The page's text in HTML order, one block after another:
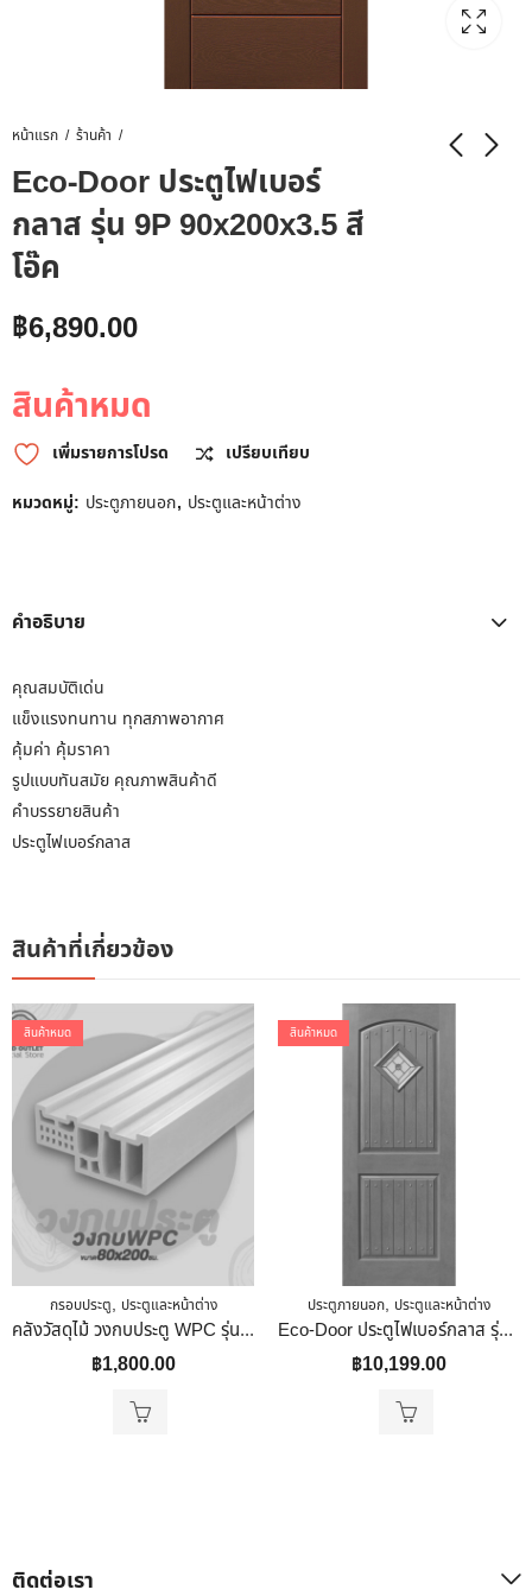
หน้าแรก ร้านค้า
Eco-Door ประตูไฟเบอร์
กลาส รุ่น 9P 90x200x3.5 สี
โอ๊ค
฿6,890.00
สินค้าหมด
เพิ่มรายการโปรด
เปรียบเทียบ
หมวดหมู่: ประตูภายนอก, ประตูและหน้าต่าง
คำอธิบาย
คุณสมบัติเด่น
แข็งแรงทนทาน ทุกสภาพอากาศ
คุ้มค่า คุ้มราคา
รูปแบบทันสมัย คุณภาพสินค้าดี
คำบรรยายสินค้า
ประตูไฟเบอร์กลาส
สินค้าที่เกี่ยวข้อง
สินค้าหมด
กรอบประตู, ประตูและหน้าต่าง
คลังวัสดุไม้ วงกบประตู WPC รุ่น WCF-01 ไม้สังเคราะห์สีครีม 80x200cm
฿1,800.00
สินค้าหมด
ประตูภายนอก, ประตูและหน้าต่าง
Eco-Door ประตูไฟเบอร์กลาส รุ่น 2PG 90x200x3.5 สีโอ๊ค
฿10,199.00
ติดต่อเรา